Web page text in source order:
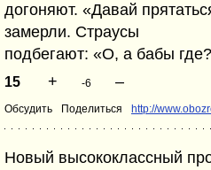
догоняют. «Давай
замерли. Страусы
подбегают: «О, а бабы
15 + -6 –
Обсудить Поделиться http://
Новый высококлассный